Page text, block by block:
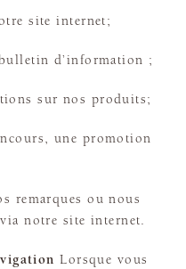
site internet;
d’information ;
sur nos produits;
une promotion
remarques ou nous
notre site internet.
Lorsque vous